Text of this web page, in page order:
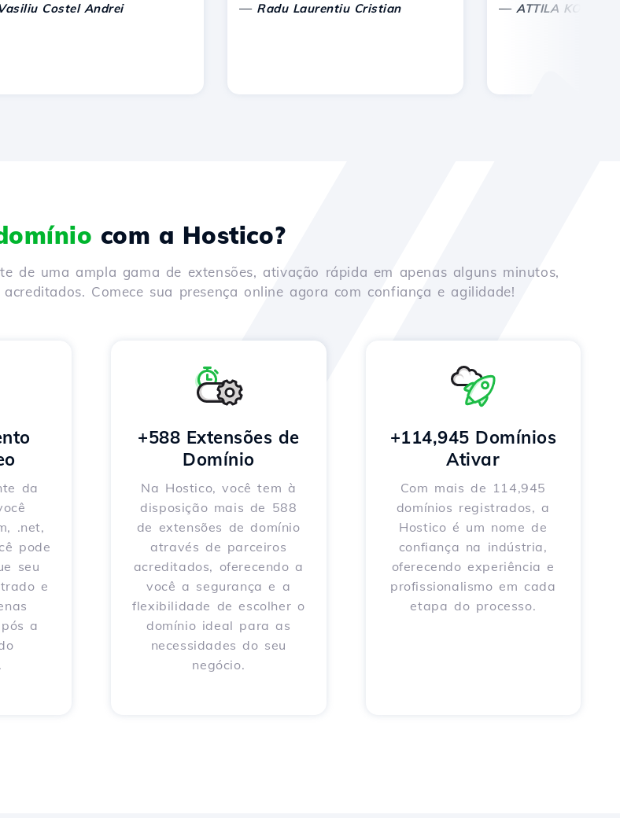
Costel Andrei Radu Laurentiu Cristian ATTILA KOLES
com a Hostico?
de uma ampla gama de extensões, ativação rápida em apenas alguns minutos,
Comece sua presença online agora com confiança e agilidade!
da
.net,
pode
seu
e
a
+588 Extensões de
Domínio
Na Hostico, você tem à
disposição mais de 588
de extensões de domínio
através de parceiros
acreditados, oferecendo a
você a segurança e a
flexibilidade de escolher o
domínio ideal para as
necessidades do seu
negócio.
+114,945 Domínios
Ativar
Com mais de 114,945
domínios registrados, a
Hostico é um nome de
confiança na indústria,
oferecendo experiência e
profissionalismo em cada
etapa do processo.